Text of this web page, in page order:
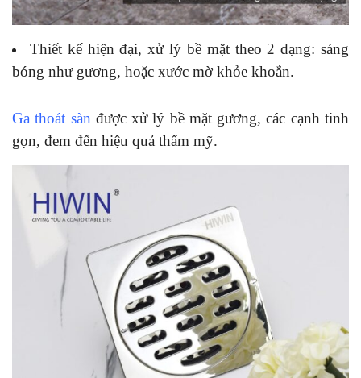
Thiết kế hiện đại, xử lý bề mặt theo 2 dạng: sáng
bóng như gương, hoặc xước mờ khỏe khoắn.
Ga thoát sàn được xử lý bề mặt gương, các cạnh tinh
gọn, đem đến hiệu quả thẩm mỹ.